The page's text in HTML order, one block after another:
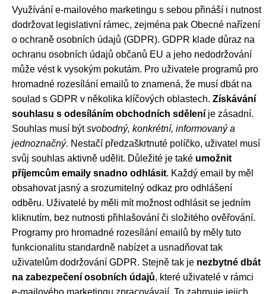
Využívání e-mailového marketingu s sebou přináší i nutnost
dodržovat legislativní rámec, zejména pak Obecné nařízení
o ochraně osobních údajů (GDPR). GDPR klade důraz na
ochranu osobních údajů občanů EU a jeho nedodržování
může vést k vysokým pokutám. Pro uživatele programů pro
hromadné rozesílání emailů to znamená, že musí dbát na
soulad s GDPR v několika klíčových oblastech. Získávání
souhlasu s odesíláním obchodních sdělení je zásadní.
Souhlas musí býtsvobodný, konkrétní, informovaný a
jednoznačný. Nestačí předzaškrtnuté políčko, uživatel musí
svůj souhlas aktivně udělit. Důležité je také umožnit
příjemcům emaily snadno odhlásit. Každý email by měl
obsahovat jasný a srozumitelný odkaz pro odhlášení
odběru. Uživatelé by měli mít možnost odhlásit se jedním
kliknutím, bez nutnosti přihlašování či složitého ověřování.
Programy pro hromadné rozesílání emailů by měly tuto
funkcionalitu standardně nabízet a usnadňovat tak
uživatelům dodržování GDPR. Stejně tak je nezbytné dbát
na zabezpečení osobních údajů, které uživatelé v rámci
e-mailového marketingu zpracovávají. To zahrnuje jejich